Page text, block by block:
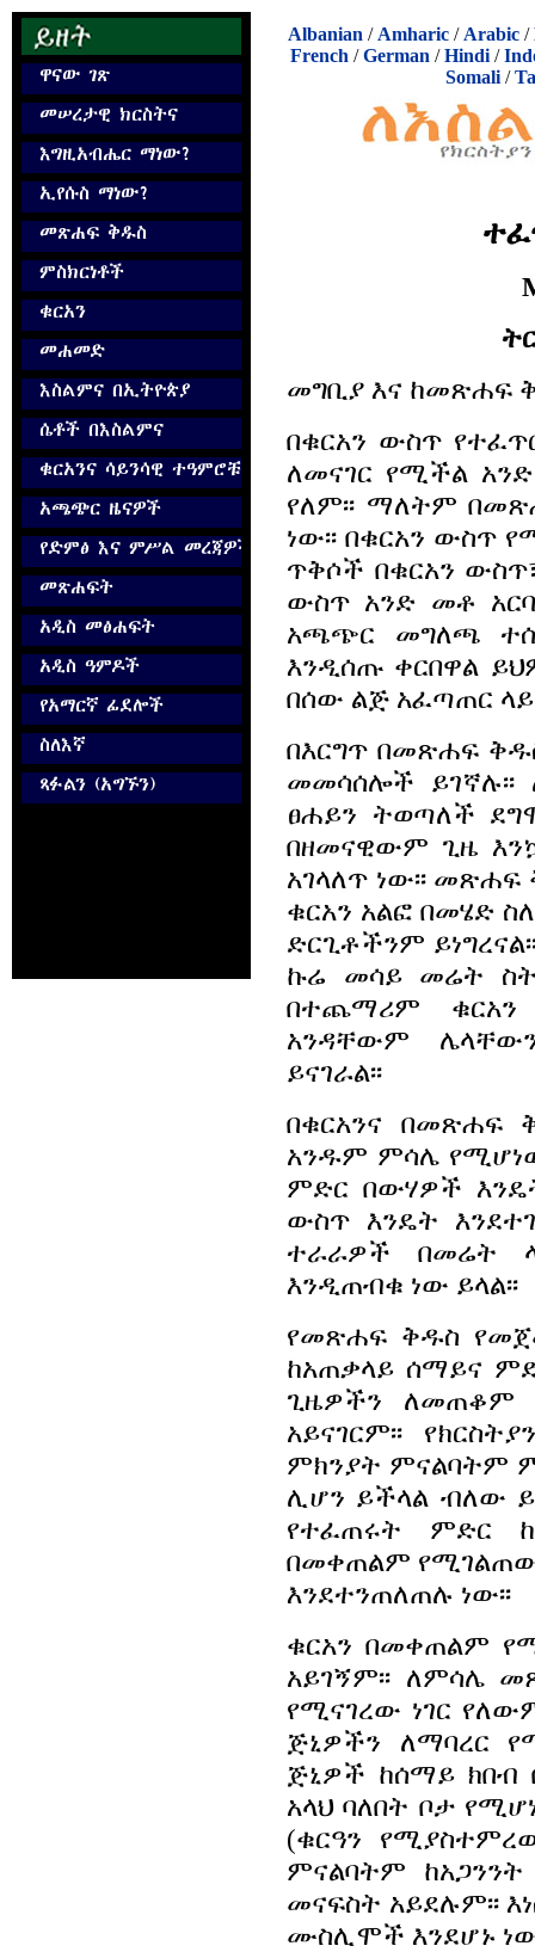
Albanian / Amharic / Arabic /
French /German /Hindi /
Somali/
መግቢያ እና ከመጽሐፍ
በቁርአን ውስጥ
ለመናገር የሚችል
የለም፡፡ ማለትም
ነው፡፡ በቁርአን ውስጥ
ጥቅሶች በቁርአን
ውስጥ አንድ መቶ
አጫጭር መግለጫ
እንዲሰጡ ቀርበዋል
በሰው ልጅ አፈጣጠር
በእርግጥ በመጽሐፍ
መመሳሰሎች
ፀሐይን ትወጣለች
በዘመናዊውም ጊዜ
አገላለጥ ነው፡፡
ቁርአን አልፎ በመሄድ
ድርጊቶችንም
ኩሬ መሳይ መሬት
በተጨማሪም
አንዳቸውም
ይናገራል፡፡
በቁርአንና በመጽሐፍ
አንዱም ምሳሌ
ምድር በውሃዎች
ውስጥ እንዴት
ተራራዎች በመሬት
እንዲጠብቁ ነው ይላል፡፡
የመጽሐፍ ቅዱስ
ከአጠቃላይ ሰማይና
ጊዜዎችን ለመጠቆም
አይናገርም፡፡
ምክንያት ምናልባትም
ሊሆን ይችላል ብለው
የተፈጠሩት ምድር
በመቀጠልም የሚገልጠው
እንደተንጠለጠሉ ነው፡፡
ቁርአን በመቀጠልም
አይገኝም፡፡ ለምሳሌ
የሚናገረው ነገር
ጅኒዎችን ለማባረር
ጅኒዎች ከሰማይ ክበብ
አላህ ባለበት ቦታ
(ቁርዓን
ምናልባትም
መናፍስት አይደሉም፡፡
ሙስሊሞች እንደሆኑ